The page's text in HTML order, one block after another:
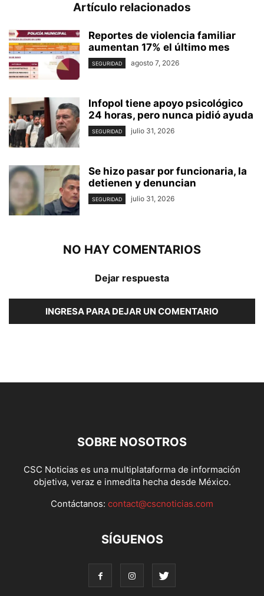
Artículo relacionados
Reportes de violencia familiar
aumentan 17% el último mes
SEGURIDAD agosto 7, 2026
Infopol tiene apoyo psicológico
24 horas, pero nunca pidió ayuda
SEGURIDAD julio 31, 2026
Se hizo pasar por funcionaria, la
detienen y denuncian
SEGURIDAD julio 31, 2026
NO HAY COMENTARIOS
Dejar respuesta
INGRESA PARA DEJAR UN COMENTARIO
SOBRE NOSOTROS
CSC Noticias es una multiplataforma de información
objetiva, veraz e inmedita hecha desde México.
Contáctanos: contact@cscnoticias.com
SÍGUENOS